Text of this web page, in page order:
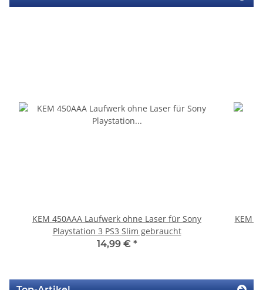
KEM 450AAA Laufwerk ohne Laser für Sony
Playstation 3 PS3 Slim gebraucht
14,99 € *
KEM